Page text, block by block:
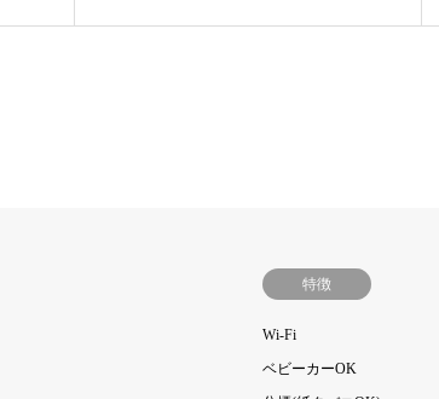
特徴
Wi-Fi
ベビーカーOK